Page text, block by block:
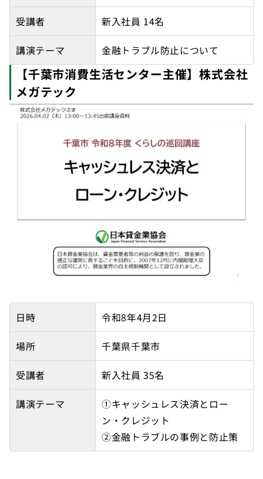
受講者 新入社員 14名
講演テーマ 金融トラブル防止について
【千葉市消費生活センター主催】株式会社
メガテック
【千葉市消費生活センター主催】株式会社メガテックの
日時 令和8年4月2日
場所 千葉県千葉市
受講者 新入社員 35名
講演テーマ
①キャッシュレス決済とロー
ン・クレジット
②金融トラブルの事例と防止策